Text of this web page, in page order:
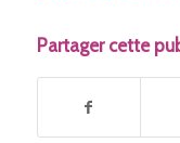
Partager cette